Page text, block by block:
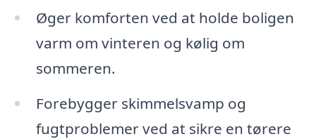
Øger komforten ved at holde boligen
varm om vinteren og kølig om
sommeren.
Forebygger skimmelsvamp og
fugtproblemer ved at sikre en tørere